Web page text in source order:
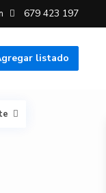
679 423 197
listado